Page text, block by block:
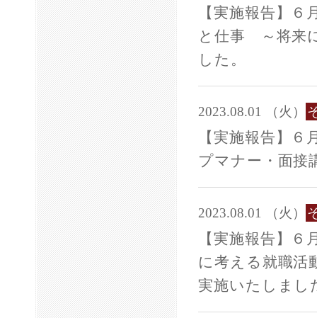
【実施報告】
と仕事 ～将来
した。
2023.08.01 （火）
【実施報告】
プマナー・面接
2023.08.01 （火）
【実施報告】
に考える就職
実施いたしまし